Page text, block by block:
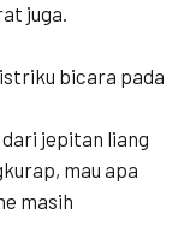
juga.
bicara pada
jepitan liang
mau apa
masih